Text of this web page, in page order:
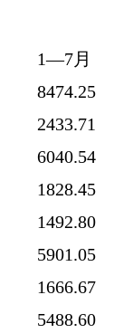
1—7月
8474.25
2433.71
6040.54
1828.45
1492.80
5901.05
1666.67
5488.60